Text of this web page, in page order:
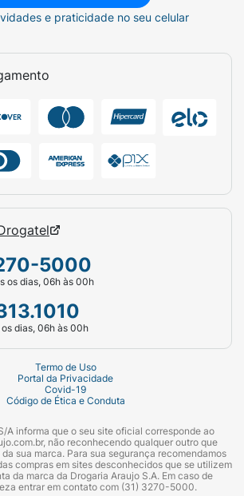
e praticidade no seu celular
5000
os dias, 06h às 00h
dias, 06h às 00h
Termo de Uso
Portal da Privacidade
Covid-19
Código de Ética e Conduta
A informa que o seu site oficial corresponde ao
não reconhecendo qualquer outro que
sua marca. Para sua segurança recomendamos
compras em sites desconhecidos que se utilizem
da marca da Drogaria Araujo S.A. Em caso de
entrar em contato com (31) 3270-5000.